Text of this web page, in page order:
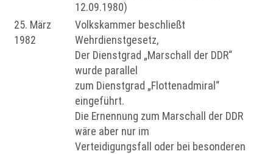
12.09.1980)
25. März
1982
Volkskammer beschließt
Wehrdienstgesetz,
Der Dienstgrad „Marschall der DDR“
wurde parallel
zum Dienstgrad „Flottenadmiral“
eingeführt.
Die Ernennung zum Marschall der DDR
wäre aber nur im
Verteidigungsfall oder bei besonderen